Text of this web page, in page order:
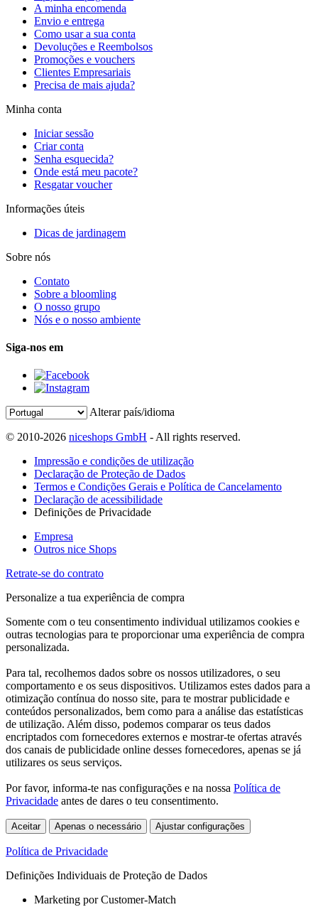
A minha encomenda
Envio e entrega
Como usar a sua conta
Devoluções e Reembolsos
Promoções e vouchers
Clientes Empresariais
Precisa de mais ajuda?
Minha conta
Iniciar sessão
Criar conta
Senha esquecida?
Onde está meu pacote?
Resgatar voucher
Informações úteis
Dicas de jardinagem
Sobre nós
Contato
Sobre a bloomling
O nosso grupo
Nós e o nosso ambiente
Siga-nos em
Alterar país/idioma
© 2010-2026 niceshops GmbH - All rights reserved.
Impressão e condições de utilização
Declaração de Proteção de Dados
Termos e Condições Gerais e Política de Cancelamento
Declaração de acessibilidade
Definições de Privacidade
Empresa
Outros nice Shops
Retrate-se do contrato
Personalize a tua experiência de compra
Somente com o teu consentimento individual utilizamos cookies e
outras tecnologias para te proporcionar uma experiência de compra
personalizada.
Para tal, recolhemos dados sobre os nossos utilizadores, o seu
comportamento e os seus dispositivos. Utilizamos estes dados para a
otimização contínua do nosso site, para te mostrar publicidade e
conteúdos personalizados, bem como para a análise das estatísticas
de utilização. Além disso, podemos comparar os teus dados
encriptados com fornecedores externos e mostrar-te ofertas através
dos canais de publicidade online desses fornecedores, apenas se já
utilizares os seus serviços.
Por favor, informa-te nas configurações e na nossa Política de
Privacidade antes de dares o teu consentimento.
Aceitar Apenas o necessário Ajustar configurações
Política de Privacidade
Definições Individuais de Proteção de Dados
Marketing por Customer-Match